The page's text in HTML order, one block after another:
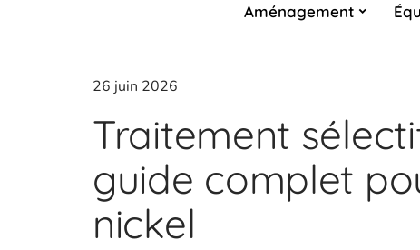
Aménagement
26 juin 2026
Traitement
guide complet
nickel